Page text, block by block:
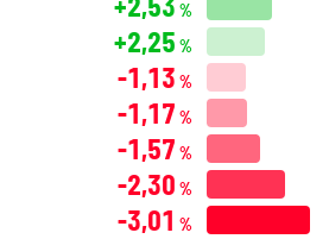
%
+2,25 %
-1,13 %
-1,17 %
-1,57 %
-2,30 %
-3,01 %